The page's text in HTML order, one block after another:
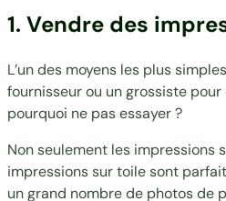
1. Vendre des
L’un des moyens les plus
fournisseur ou un grossiste
pourquoi ne pas essayer ?
Non seulement les impressions
impressions sur toile sont
un grand nombre de photos de